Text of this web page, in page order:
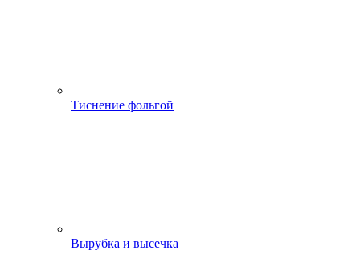
Тиснение фольгой
Вырубка и высечка